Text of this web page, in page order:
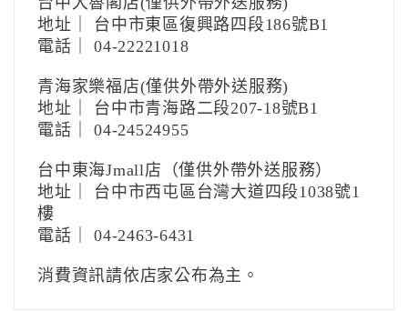
地址｜ 台中市東區復興路四段186號B1
電話｜ 04-22221018
青海家樂福店(僅供外帶外送服務)
地址｜ 台中市青海路二段207-18號B1
電話｜ 04-24524955
台中東海Jmall店（僅供外帶外送服務）
地址｜ 台中市西屯區台灣大道四段1038號1
樓
電話｜ 04-2463-6431
消費資訊請依店家公布為主。